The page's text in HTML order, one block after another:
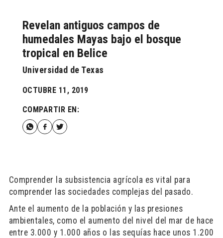
Revelan antiguos campos de
humedales Mayas bajo el bosque
tropical en Belice
Universidad de Texas
OCTUBRE 11, 2019
COMPARTIR EN:
Comprender la subsistencia agrícola es vital para
comprender las sociedades complejas del pasado.
Ante el aumento de la población y las presiones
ambientales, como el aumento del nivel del mar de hace
entre 3.000 y 1.000 años o las sequías hace unos 1.200